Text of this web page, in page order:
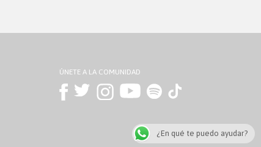
ÚNETE A LA COMUNIDAD
¿En qué te puedo ayudar?